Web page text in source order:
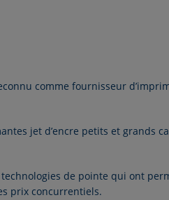
comme fournisseur d’
jet d’encre petits et grands
de pointe qui ont
prix concurrentiels.